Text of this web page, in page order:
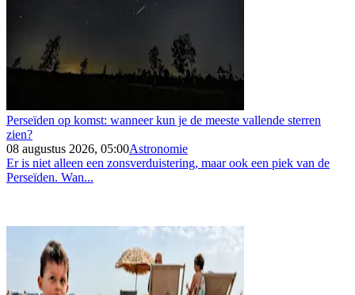
Perseïden op komst: wanneer kun je de meeste vallende sterren
zien?
08 augustus 2026, 05:00Astronomie
Er is niet alleen een zonsverduistering, maar ook een piek van de
Perseïden. Wan...